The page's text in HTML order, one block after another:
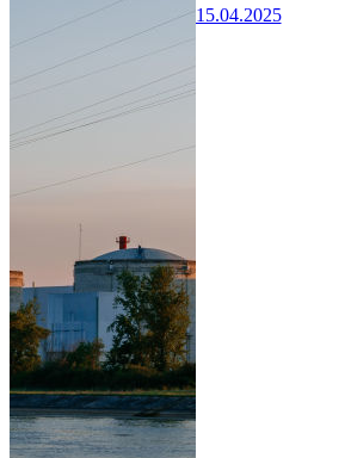
15.04.2025